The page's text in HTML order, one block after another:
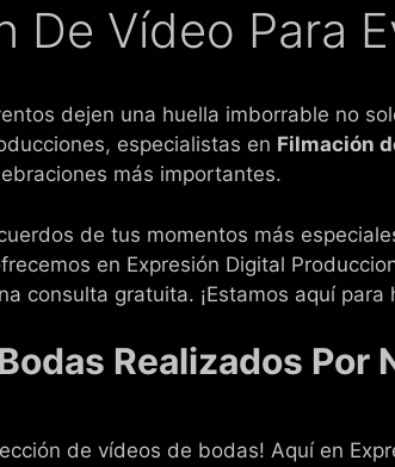
De Vídeo Para
dejen una huella imborrable no
especialistas en Filmación
más importantes.
de tus momentos más
en Expresión Digital
consulta gratuita. ¡Estamos aquí
Realizados Por
de vídeos de bodas! Aquí en